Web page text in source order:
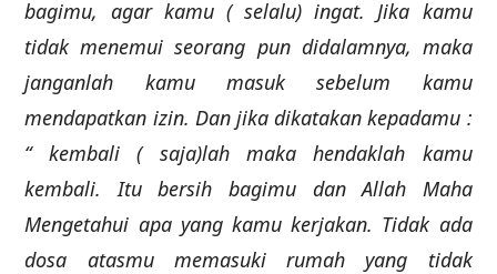
bagimu, agar kamu ( selalu) ingat. Jika kamu
tidak menemui seorang pun didalamnya, maka
janganlah kamu masuk sebelum kamu
mendapatkan izin. Dan jika dikatakan kepadamu :
“ kembali ( saja)lah maka hendaklah kamu
kembali. Itu bersih bagimu dan Allah Maha
Mengetahui apa yang kamu kerjakan. Tidak ada
dosa atasmu memasuki rumah yang tidak